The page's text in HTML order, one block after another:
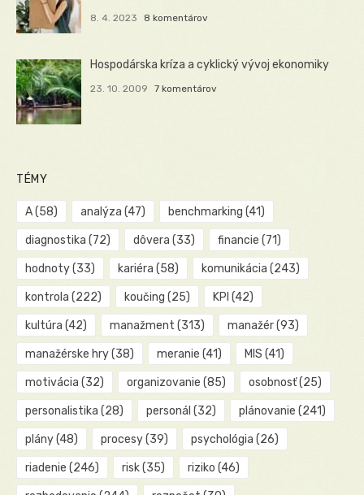
8. 4. 2023 8 komentárov
Hospodárska kríza a cyklický vývoj ekonomiky
23. 10. 2009 7 komentárov
TÉMY
A(58) analýza (47) benchmarking (41)
diagnostika (72) dôvera (33) financie (71)
hodnoty(33) kariéra (58) komunikácia (243)
kontrola (222) koučing (25) KPI (42)
kultúra (42) manažment (313) manažér(93)
manažérske hry(38) meranie (41) MIS (41)
motivácia (32) organizovanie (85) osobnosť(25)
personalistika (28) personál (32) plánovanie (241)
plány(48) procesy(39) psychológia (26)
riadenie (246) risk(35) riziko (46)